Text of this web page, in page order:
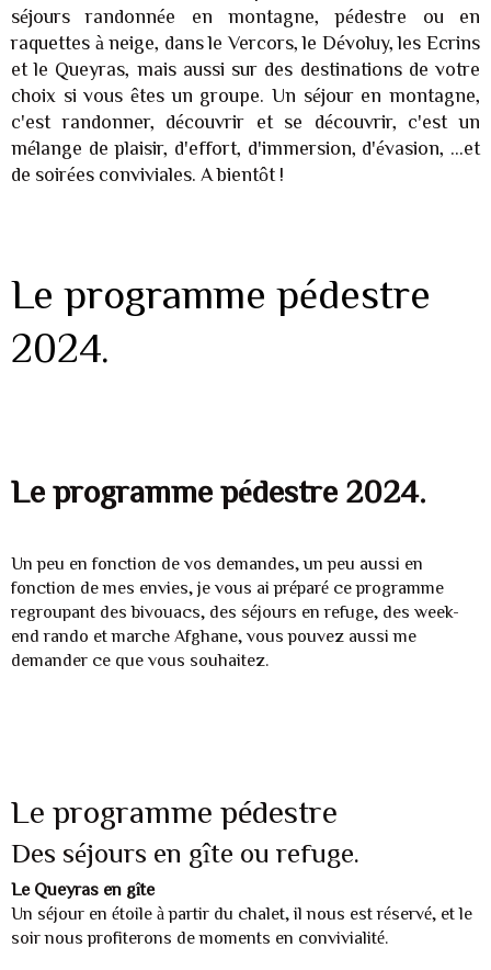
séjours randonnée en montagne, pédestre ou en
raquettes à neige, dans le Vercors, le Dévoluy, les Ecrins
et le Queyras, mais aussi sur des destinations de votre
choix si vous êtes un groupe. Un séjour en montagne,
c'est randonner, découvrir et se découvrir, c'est un
mélange de plaisir, d'effort, d'immersion, d'évasion, ...et
de soirées conviviales. A bientôt !
Le programme pédestre
2024.
Le programme pédestre 2024.
Un peu en fonction de vos demandes, un peu aussi en
fonction de mes envies, je vous ai préparé ce programme
regroupant des bivouacs, des séjours en refuge, des week-
end rando et marche Afghane, vous pouvez aussi me
demander ce que vous souhaitez.
Le programme pédestre
Des séjours en gîte ou refuge.
Le Queyras en gîte
Un séjour en étoile à partir du chalet, il nous est réservé, et le
soir nous profiterons de moments en convivialité.